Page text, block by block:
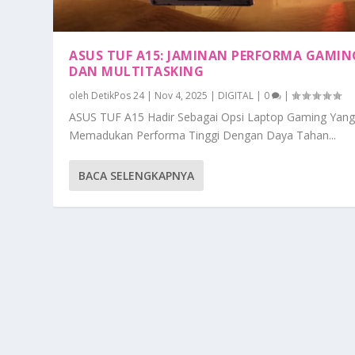
ASUS TUF A15: JAMINAN PERFORMA
DAN MULTITASKING
oleh DetikPos 24| Nov 4, 2025 | DIGITAL | 0 |
ASUS TUF A15 Hadir Sebagai Opsi Laptop Gaming Yang
Memadukan Performa Tinggi Dengan Daya Tahan...
BACA SELENGKAPNYA